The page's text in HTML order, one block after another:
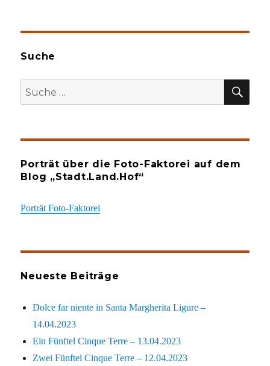
Suche
Suche
nach:
Porträt über die Foto-Faktorei auf dem
Blog „Stadt.Land.Hof“
Porträt Foto-Faktorei
Neueste Beiträge
Dolce far niente in Santa Margherita Ligure –
14.04.2023
Ein Fünftel Cinque Terre – 13.04.2023
Zwei Fünftel Cinque Terre – 12.04.2023